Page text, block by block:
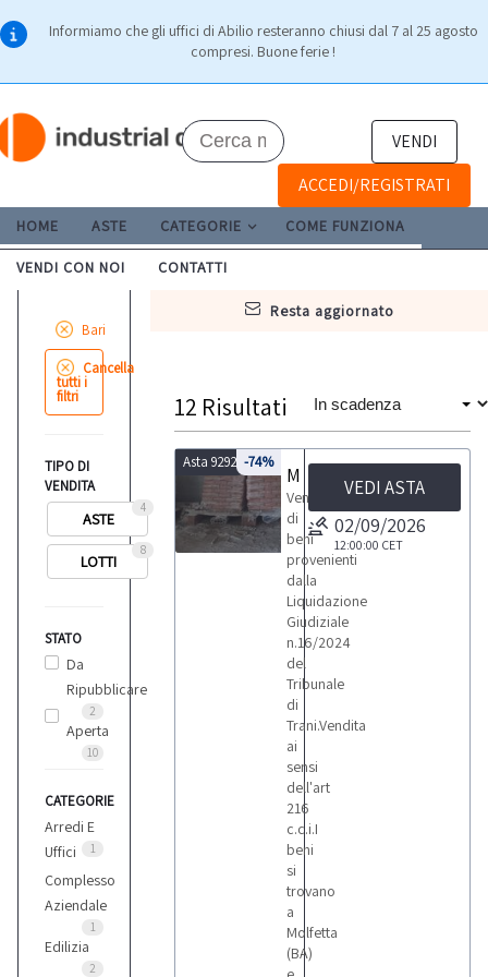
Informiamo che gli uffici di Abilio resteranno chiusi dal 7 al 25 agosto
compresi. Buone ferie !
VENDI
ACCEDI/REGISTRATI
HOME ASTE CATEGORIE COME FUNZIONA
VENDI CON NOI CONTATTI
resta aggiornato
Bari
Cancella
tutti i
filtri
TIPO DI
VENDITA
4
ASTE
8
LOTTI
STATO
Da
Ripubblicare
2
Aperta
10
CATEGORIE
Arredi E
Uffici
1
Complesso
Aziendale
1
Edilizia
2
12 Risultati
Asta 9292 -74%
Vendita
di
beni
provenienti
dalla
Liquidazione
Giudiziale
n.16/2024
del
Tribunale
di
Trani.Vendita
ai
sensi
dell'art
216
c.c.i.I
beni
si
trovano
a
Molfetta
(BA)
VEDI ASTA
02/09/2026
12:00:00 CET